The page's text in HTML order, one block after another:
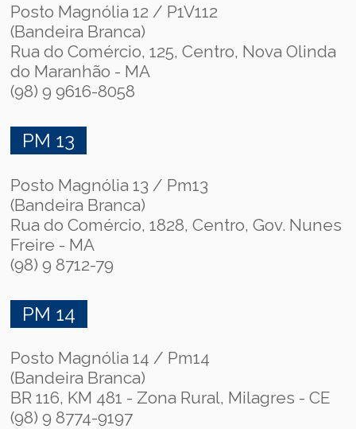
Posto Magnólia 12 / P1V112
(Bandeira Branca)
Rua do Comércio, 125, Centro, Nova Olinda
do Maranhão - MA
(98) 9 9616-8058
PM 13
Posto Magnólia 13 / Pm13
(Bandeira Branca)
Rua do Comércio, 1828, Centro, Gov. Nunes
Freire - MA
(98) 9 8712-79
PM 14
Posto Magnólia 14 / Pm14
(Bandeira Branca)
BR 116, KM 481 - Zona Rural, Milagres - CE
(98) 9 8774-9197